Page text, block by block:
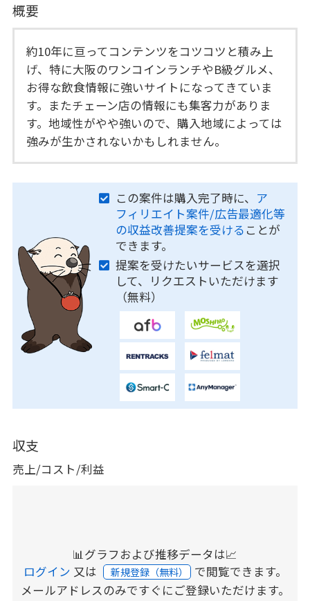
概要
約10年に亘ってコンテンツをコツコツと積み上
げ、特に大阪のワンコインランチやB級グルメ、
お得な飲食情報に強いサイトになってきていま
す。またチェーン店の情報にも集客力がありま
す。地域性がやや強いので、購入地域によっては
強みが生かされないかもしれません。
この案件は購入完了時に、 ア
フィリエイト案件/広告最適化等
の収益改善提案を受ける ことが
できます。
提案を受けたいサービスを選択
して、リクエストいただけます
（無料）
収支
売上/コスト/利益
📊グラフおよび推移データは📈
ログイン 又は 新規登録（無料） で閲覧できます。
メールアドレスのみですぐにご登録いただけます。